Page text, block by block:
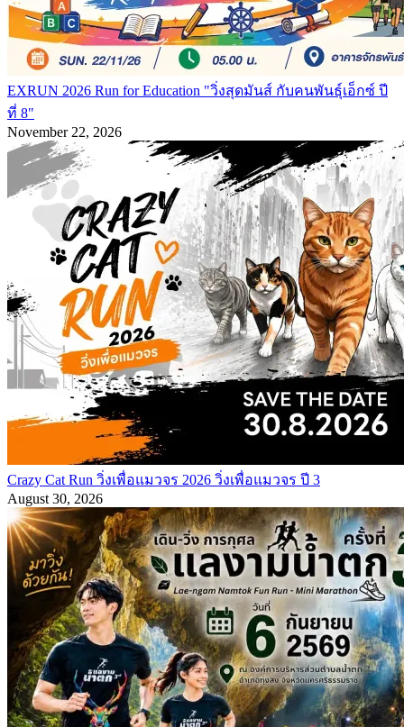
EXRUN 2026 Run for Education "วิ่งสุดมันส์ กับคนพันธุ์เอ็กซ์ ปี
ที่ 8"
November 22, 2026
Crazy Cat Run วิ่งเพื่อแมวจร 2026 วิ่งเพื่อแมวจร ปี 3
August 30, 2026